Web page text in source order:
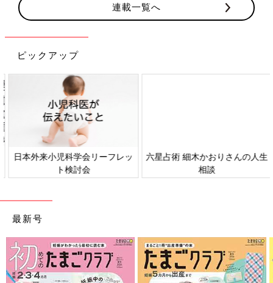
出典：Instagramアカウント「mi_room_j」
mi-さんは、こちらの可愛らしいこいのぼりを飾ってみたようで
すよ。コロンとした丸いフォルムがなんともキュートなこいのぼ
りですよね。インテリア
ないのも嬉しいポイント。コレは欲しくなっちゃいますね！
繊細で美しく、存在感もあってシンプル！オシャレ
連載一覧へ
ピックアップ
日本外来小児科学会リーフレッ
ト検討会
六星占術 細木かおりさんの人生
相談
最新号